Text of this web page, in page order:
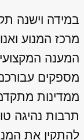
במידה וישנה
מרכז המנוע
המענה
מספקים
ממדינות
תרבות נהיגה
להתקין את